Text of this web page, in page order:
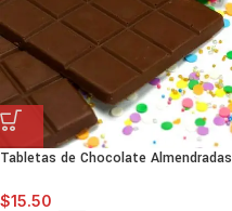
Tabletas de Chocolate Almendradas
$15.50